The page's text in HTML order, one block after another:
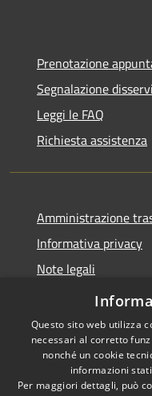
Prenotazione
Segnalazione
Leggi le FAQ
Richiesta assistenza
Amministrazione
Informativa privacy
Note legali
Dichiarazione di
Questo sito web utilizza
necessari al corretto
nonché un cookie
informazioni
Per maggiori dettagli, può